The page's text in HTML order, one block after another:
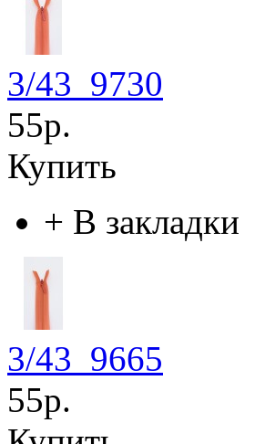
3/43_9730
55р.
Купить
+ В закладки
3/43_9665
55р.